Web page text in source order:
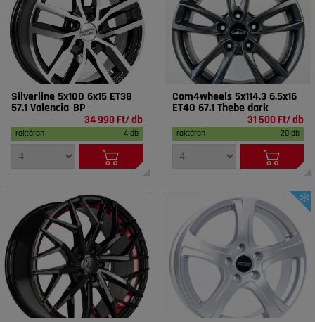
Silverline 5x100 6x15 ET38
57.1 Valencia_BP
34 990 Ft/ db
raktáron 4 db
Com4wheels 5x114.3 6.5x16
ET40 67.1 Thebe dark
31 500 Ft/ db
raktáron 20 db